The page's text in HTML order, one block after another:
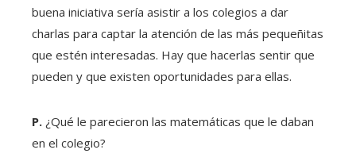
buena iniciativa sería asistir a los colegios a dar
charlas para captar la atención de las más pequeñitas
que estén interesadas. Hay que hacerlas sentir que
pueden y que existen oportunidades para ellas.
P. ¿Qué le parecieron las matemáticas que le daban
en el colegio?